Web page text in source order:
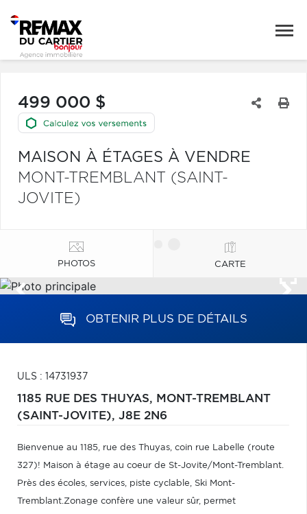
499 000 $
MAISON À ÉTAGES À VENDRE
MONT-TREMBLANT (SAINT-
JOVITE)
PHOTOS CARTE
OBTENIR PLUS DE DÉTAILS
ULS : 14731937
1185 RUE DES THUYAS, MONT-TREMBLANT
(SAINT-JOVITE), J8E 2N6
Bienvenue au 1185, rue des Thuyas, coin rue Labelle (route
327)! Maison à étage au coeur de St-Jovite/Mont-Tremblant.
Près des écoles, services, piste cyclable, Ski Mont-
Tremblant.Zonage confère une valeur sûr, permet